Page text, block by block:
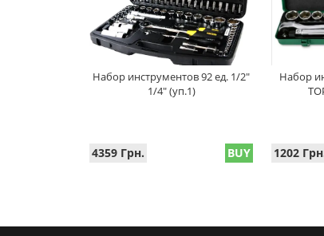
Набор инструментов 92 ед. 1/2"
1/4" (уп.1)
4359 Грн. BUY
Набор
1202